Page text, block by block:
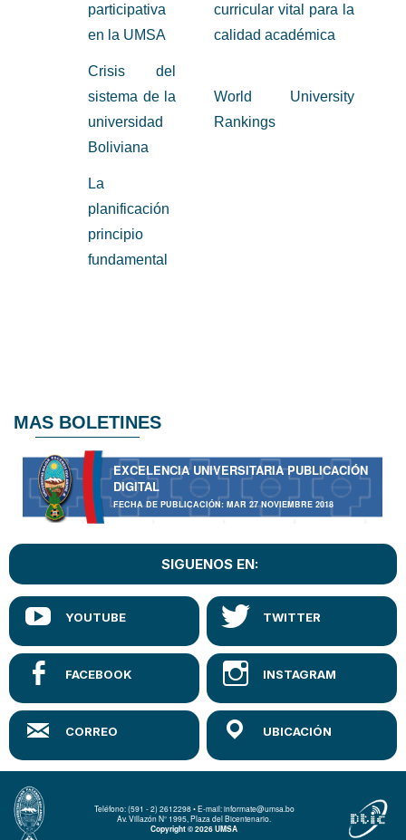
participativa
en la UMSA
curricular vital para la
calidad académica
Crisis del
sistema de la
universidad
Boliviana
World University
Rankings
La
planificación
principio
fundamental
MAS BOLETINES
EXCELENCIA UNIVERSITARIA PUBLICACIÓN
DIGITAL
FECHA DE PUBLICACIÓN: MAR 27 NOVIEMBRE 2018
SIGUENOS EN:
Teléfono: (591 - 2) 2612298 • E-mail: informate@umsa.bo
Av. Villazón N° 1995, Plaza del Bicentenario.
Copyright © 2026 UMSA